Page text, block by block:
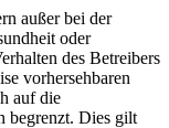
außer bei der
oder
des Betreibers
vorhersehbaren
auf die
begrenzt. Dies gilt